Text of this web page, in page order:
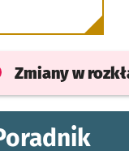
Zmiany w